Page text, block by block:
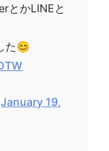
とかLINEと
た😊
January 19,